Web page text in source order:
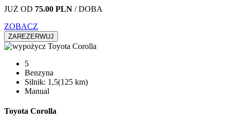
JUŻ OD 75.00 PLN / DOBA
ZOBACZ
ZAREZERWUJ
5
Benzyna
Silnik: 1,5(125 km)
Manual
Toyota Corolla